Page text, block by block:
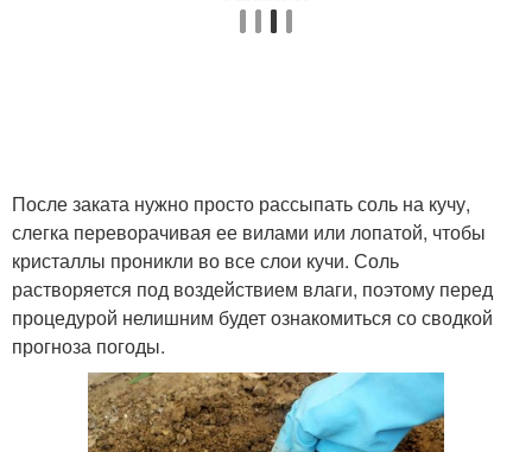
После заката нужно просто рассыпать соль на кучу,
слегка переворачивая ее вилами или лопатой, чтобы
кристаллы проникли во все слои кучи. Соль
растворяется под воздействием влаги, поэтому перед
процедурой нелишним будет ознакомиться со сводкой
прогноза погоды.